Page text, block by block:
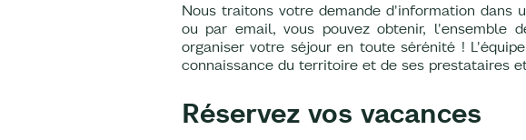
Nous traitons votre demande d'information dans
ou par email, vous pouvez obtenir, l'ensemble
organiser votre séjour en toute sérénité !
connaissance du territoire et de ses prestataires
Réservez vos vacances